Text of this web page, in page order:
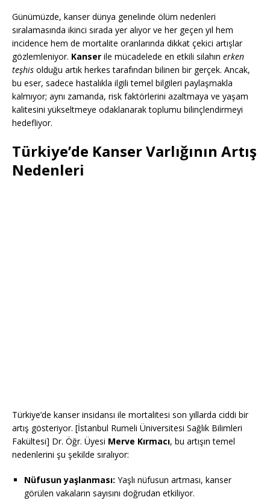
Günümüzde, kanser dünya genelinde ölüm nedenleri
sıralamasında ikinci sırada yer alıyor ve her geçen yıl hem
incidence hem de mortalite oranlarında dikkat çekici artışlar
gözlemleniyor. Kanser ile mücadelede en etkili silahın erken
teşhis olduğu artık herkes tarafından bilinen bir gerçek. Ancak,
bu eser, sadece hastalıkla ilgili temel bilgileri paylaşmakla
kalmıyor; aynı zamanda, risk faktörlerini azaltmaya ve yaşam
kalitesini yükseltmeye odaklanarak toplumu bilinçlendirmeyi
hedefliyor.
Türkiye’de Kanser Varlığının Artış
Nedenleri
Türkiye’de kanser insidansı ile mortalitesi son yıllarda ciddi bir
artış gösteriyor. [İstanbul Rumeli Üniversitesi Sağlık Bilimleri
Fakültesi] Dr. Öğr. Üyesi Merve Kırmacı, bu artışın temel
nedenlerini şu şekilde sıralıyor:
Nüfusun yaşlanması: Yaşlı nüfusun artması, kanser
görülen vakaların sayısını doğrudan etkiliyor.